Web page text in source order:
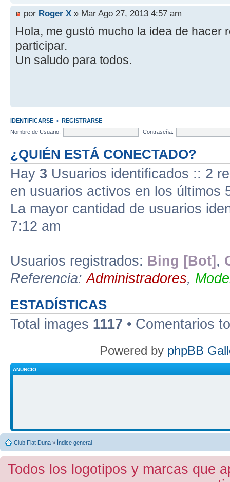
por Roger X » Mar Ago 27, 2013 4:57 am
Hola, me gustó mucho la idea de hacer
participar.
Un saludo para todos.
IDENTIFICARSE • REGISTRARSE
Nombre de Usuario:
Contraseña:
¿QUIÉN ESTÁ CONECTADO?
Hay 3 Usuarios identificados :: 2
en usuarios activos en los últimos
La mayor cantidad de usuarios
7:12 am
Usuarios registrados: Bing [Bot] ,
Referencia:Administradores,
ESTADÍSTICAS
Total images 1117 • Comentarios
Powered by phpBB
ANUNCIO
Club Fiat Duna » Índice general
Todos los logotipos y marcas que